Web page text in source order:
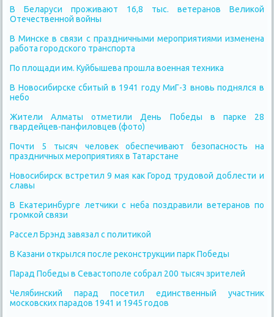
В Беларуси проживают 16,8 тыс. ветеранов Великой
Отечественной войны
В Минске в связи с праздничными мероприятиями изменена
работа городского транспорта
По площади им. Куйбышева прошла военная техника
В Новосибирске сбитый в 1941 году МиГ-3 вновь поднялся в
небо
Жители Алматы отметили День Победы в парке 28
гвардейцев-панфиловцев (фото)
Почти 5 тысяч человек обеспечивают безопасность на
праздничных мероприятиях в Татарстане
Новосибирск встретил 9 мая как Город трудовой доблести и
славы
В Екатеринбурге летчики с неба поздравили ветеранов по
громкой связи
Рассел Брэнд завязал с политикой
В Казани открылся после реконструкции парк Победы
Парад Победы в Севастополе собрал 200 тысяч зрителей
Челябинский парад посетил единственный участник
московских парадов 1941 и 1945 годов